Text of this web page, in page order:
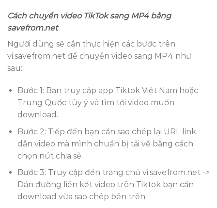
Cách chuyển video TikTok sang MP4 bằng
savefrom.net
Người dùng sẽ cần thực hiện các bước trên
vi.savefrom.net để chuyển video sang MP4 như
sau:
Bước 1: Bạn truy cập app Tiktok Việt Nam hoặc
Trung Quốc tùy ý và tìm tới video muốn
download.
Bước 2: Tiếp đến bạn cần sao chép lại URL link
dẫn video mà mình chuẩn bị tải về bằng cách
chọn nút chia sẻ.
Bước 3: Truy cập đến trang chủ vi.savefrom.net ->
Dán đường liên kết video trên Tiktok bạn cần
download vừa sao chép bên trên.